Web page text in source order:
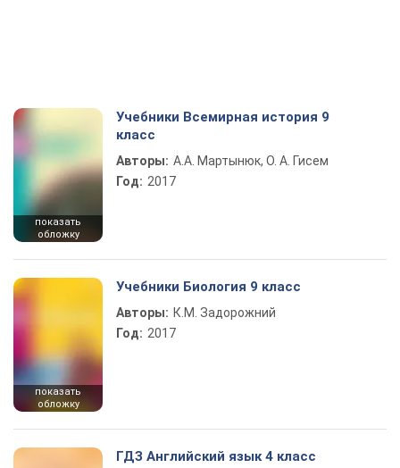
показать
обложку
Учебники Всемирная история 9
класс
Авторы: А.А. Мартынюк, О. А. Гисем
Год: 2017
показать
обложку
Учебники Биология 9 класс
Авторы: К.М. Задорожний
Год: 2017
ГДЗ Английский язык 4 класс